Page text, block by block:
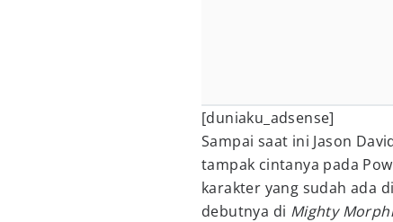
[duniaku_adsense]
Sampai saat ini Jason
tampak cintanya pada
karakter yang sudah ada
debutnya di Mighty